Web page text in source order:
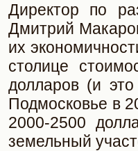
Директор по
Дмитрий
их
столице
долларов (и
Подмосковье в
2000-2500
земельный